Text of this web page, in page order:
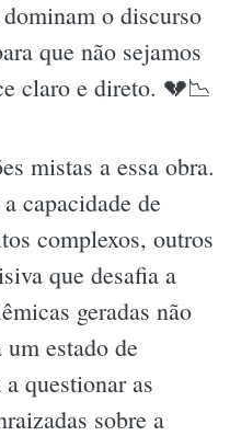
o discurso
que não sejamos
claro e direto. 💔📉
mistas a essa obra.
capacidade de
complexos, outros
que desafia a
geradas não
estado de
questionar as
sobre a